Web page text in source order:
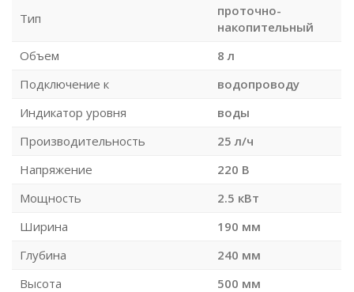
Тип
проточно-
накопительный
Объем
8 л
Подключение к
водопроводу
Индикатор уровня
воды
Производительность
25 л/ч
Напряжение
220 В
Мощность
2.5 кВт
Ширина
190 мм
Глубина
240 мм
Высота
500 мм